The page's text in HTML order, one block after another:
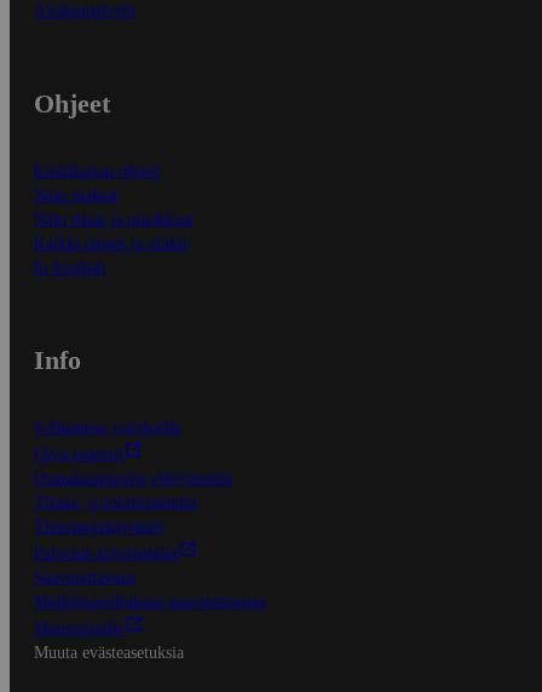
Asiakaspalvelu
Ohjeet
Ensitilaajan ohjeet
Näin maksat
Näin tilaat ja muokkaat
Kaikki ohjeet ja vinkit
In English
Info
S-Business yrityksille
Oiva-raportit
Osuuskauppojen yhteystiedot
Tilaus- ja toimitusehdot
Tietosuojakäytäntö
Palvelun käyttöehdot
Saavutettavuus
Mobiilisovelluksen saavutettavuus
Mainostajalle
Muuta evästeasetuksia